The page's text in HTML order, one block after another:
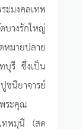
ะมงคลเทพ
างรักใหญ่
มายปลาย
บุรี ซึ่งเป็น
นียาจารย์
ระคุณ
ทพมุนี (สด